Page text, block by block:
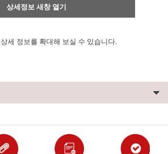
상세정보 새창 열기
상세 정보를 확대해 보실 수 있습니다.